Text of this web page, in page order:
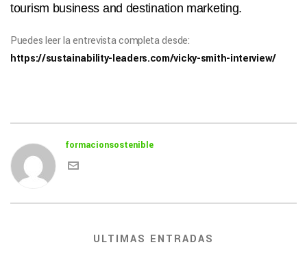
tourism business and destination marketing.
Puedes leer la entrevista completa desde:
https://sustainability-leaders.com/vicky-smith-interview/
formacionsostenible
ULTIMAS ENTRADAS